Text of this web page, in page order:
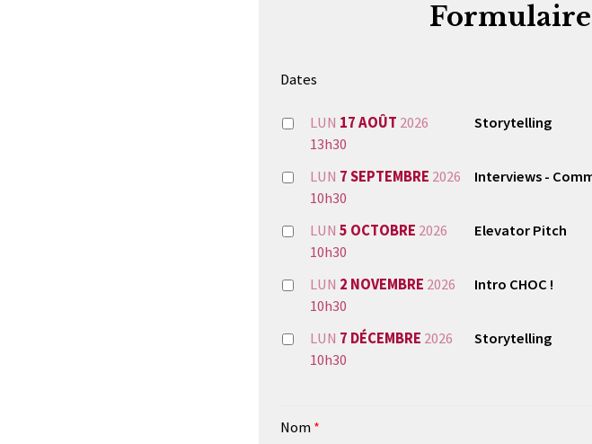
Dates
LUN 17 AOÛT 2026
13h30
Storytelling
LUN 7 SEPTEMBRE 2026
10h30
Interviews -
LUN 5 OCTOBRE 2026
10h30
Elevator Pitch
LUN 2 NOVEMBRE 2026
10h30
Intro CHOC !
LUN 7 DÉCEMBRE 2026
10h30
Storytelling
Nom*